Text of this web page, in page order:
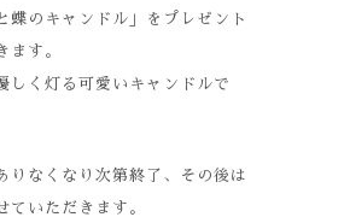
蝶のキャンドル」をプレゼント
ます。
しく灯る可愛いキャンドルで
りなくなり次第終了、その後は
ていただきます。